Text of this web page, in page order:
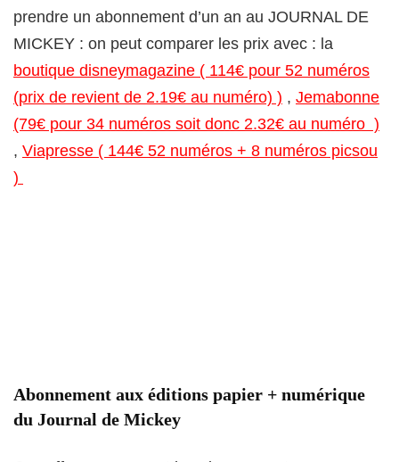
prendre un abonnement d’un an au JOURNAL DE
MICKEY : on peut comparer les prix avec : la
boutique disneymagazine ( 114€ pour 52 numéros
(prix de revient de 2.19€ au numéro) ) , Jemabonne
(79€ pour 34 numéros soit donc 2.32€ au numéro )
, Viapresse ( 144€ 52 numéros + 8 numéros picsou
)
Abonnement aux éditions papier + numérique
du Journal de Mickey